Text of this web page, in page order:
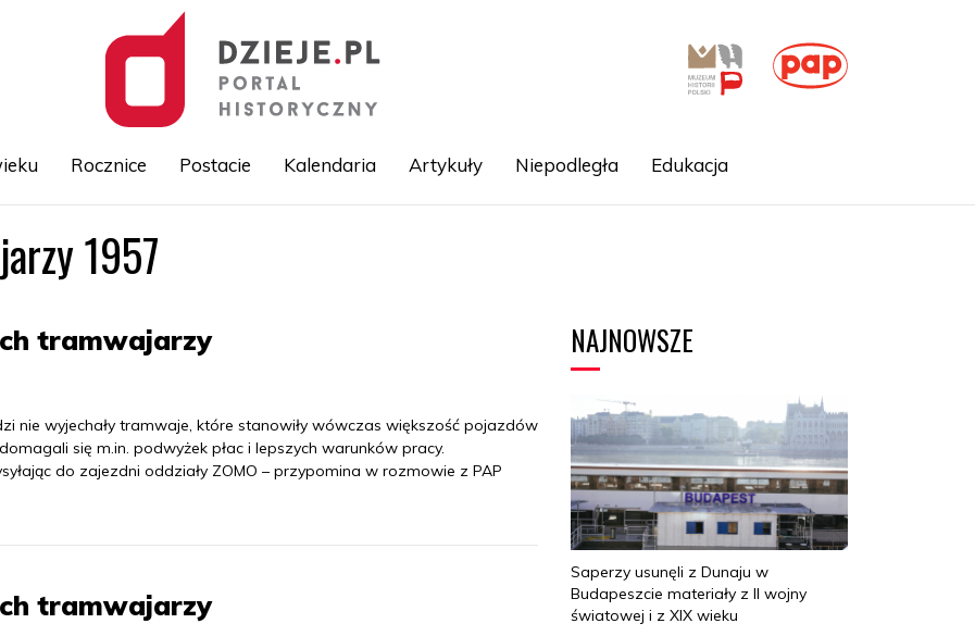
Rocznice Postacie Kalendaria Artykuły Niepodległa Edukacja
1957
tramwajarzy
nie wyjechały tramwaje, które stanowiły wówczas większość pojazdów
się m.in. podwyżek płac i lepszych warunków pracy.
do zajezdni oddziały ZOMO – przypomina w rozmowie z PAP
tramwajarzy
NAJNOWSZE
Saperzy usunęli z Dunaju w
Budapeszcie materiały z II wojny
światowej i z XIX wieku